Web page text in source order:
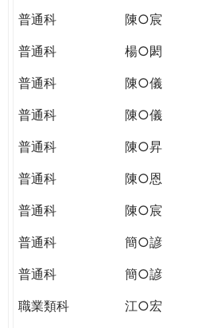
普通科 陳○宸
普通科
楊○閎
普通科
陳○儀
普通科
陳○儀
普通科
陳○昇
普通科
陳○恩
普通科
陳○宸
普通科
簡○諺
普通科
簡○諺
職業類科
江○宏